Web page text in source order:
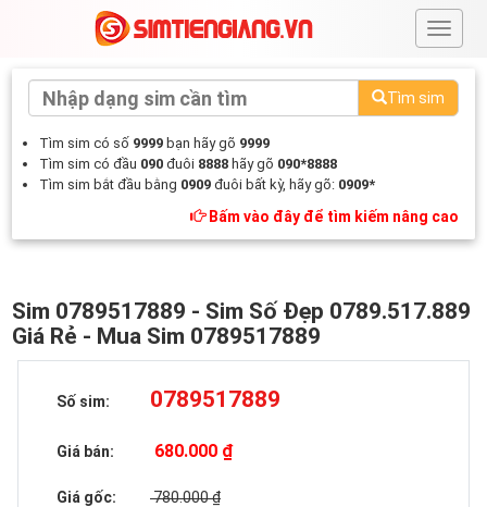
#
Tìm sim
Tìm sim có số 9999 bạn hãy gõ 9999
Tìm sim có đầu 090 đuôi 8888 hãy gõ 090*8888
Tìm sim bắt đầu bằng 0909 đuôi bất kỳ, hãy gõ: 0909*
Bấm vào đây để tìm kiếm nâng cao
Sim 0789517889 - Sim Số Đẹp 0789.517.889
Giá Rẻ - Mua Sim 0789517889
Số sim: 0789517889
Giá bán: 680.000 ₫
Giá gốc: 780.000 ₫